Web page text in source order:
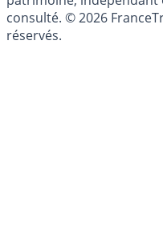
consulté. © 2026
réservés.